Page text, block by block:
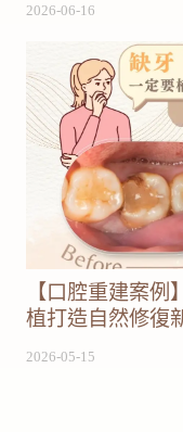
2026-06-16
【口腔重建案
植打造自然修復
2026-05-15